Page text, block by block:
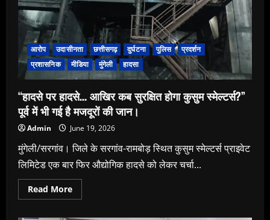
सजने
लगे
अवैध
ठिकाने।।
आरोप उदासीनता छत्तीसगढ़ दुर्घटना पुलिस
प्रदर्शन
प्रशासनिक
मीडिया मुंगेली हादसा
“हादसे पर हादसे… आखिर कब सुरक्षित होगा कुसुम स्मेल्टर्स?”
पूर्व में भी गई है मजदूरों की जान।
Admin June 19, 2026
मुंगेली/सरगांव। जिले के सरगांव-रामबोड़ स्थित कुसुम स्मेल्टर्स प्राइवेट
लिमिटेड एक बार फिर औद्योगिक हादसे को लेकर चर्चा...
Read MoreRead
more